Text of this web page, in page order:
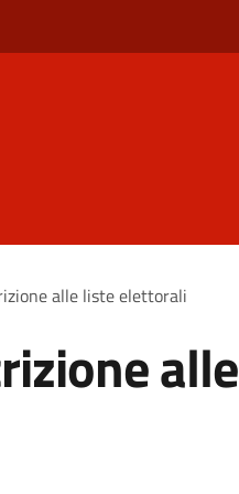
alle liste elettorali
alle